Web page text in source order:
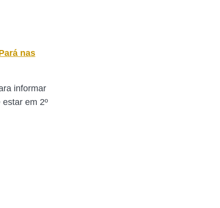
nas
informar
em 2º